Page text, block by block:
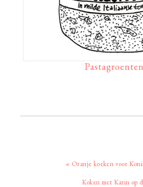
Pastagroenten
Vorig
« Oranje koeken voor
Volgend
Koken met Karin op